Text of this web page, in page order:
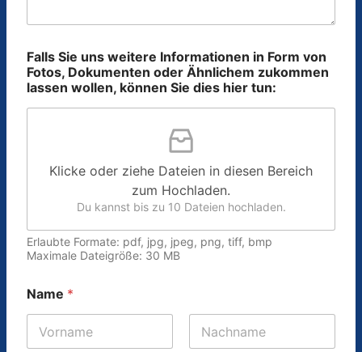
Falls Sie uns weitere Informationen in Form von
Fotos, Dokumenten oder Ähnlichem zukommen
lassen wollen, können Sie dies hier tun:
Klicke oder ziehe Dateien in diesen Bereich
zum Hochladen.
Du kannst bis zu 10 Dateien hochladen.
Erlaubte Formate: pdf, jpg, jpeg, png, tiff, bmp
Maximale Dateigröße: 30 MB
Name *